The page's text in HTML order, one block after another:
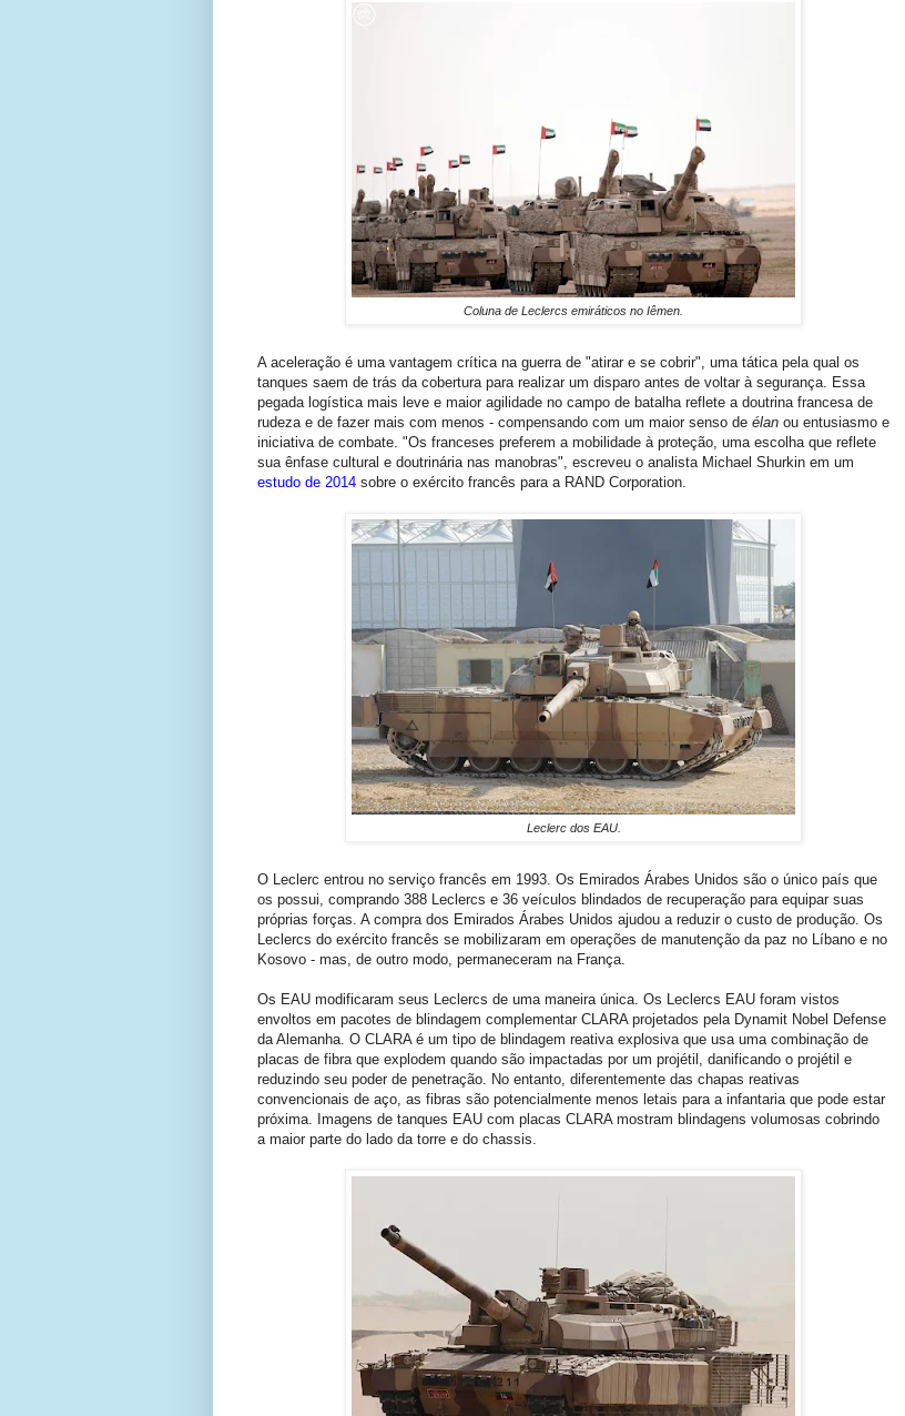
Coluna de Leclercs emiráticos no Iêmen.
A aceleração é uma vantagem crítica na guerra de "atirar e se cobrir", uma tática pela qual os
tanques saem de trás da cobertura para realizar um disparo antes de voltar à segurança. Essa
pegada logística mais leve e maior agilidade no campo de batalha reflete a doutrina francesa de
rudeza e de fazer mais com menos - compensando com um maior senso de élan ou entusiasmo e
iniciativa de combate. "Os franceses preferem a mobilidade à proteção, uma escolha que reflete
sua ênfase cultural e doutrinária nas manobras", escreveu o analista Michael Shurkin em um
estudo de 2014 sobre o exército francês para a RAND Corporation.
Leclerc dos EAU.
O Leclerc entrou no serviço francês em 1993. Os Emirados Árabes Unidos são o único país que
os possui, comprando 388 Leclercs e 36 veículos blindados de recuperação para equipar suas
próprias forças. A compra dos Emirados Árabes Unidos ajudou a reduzir o custo de produção. Os
Leclercs do exército francês se mobilizaram em operações de manutenção da paz no Líbano e no
Kosovo - mas, de outro modo, permaneceram na França.
Os EAU modificaram seus Leclercs de uma maneira única. Os Leclercs EAU foram vistos
envoltos em pacotes de blindagem complementar CLARA projetados pela Dynamit Nobel Defense
da Alemanha. O CLARA é um tipo de blindagem reativa explosiva que usa uma combinação de
placas de fibra que explodem quando são impactadas por um projétil, danificando o projétil e
reduzindo seu poder de penetração. No entanto, diferentemente das chapas reativas
convencionais de aço, as fibras são potencialmente menos letais para a infantaria que pode estar
próxima. Imagens de tanques EAU com placas CLARA mostram blindagens volumosas cobrindo
a maior parte do lado da torre e do chassis.